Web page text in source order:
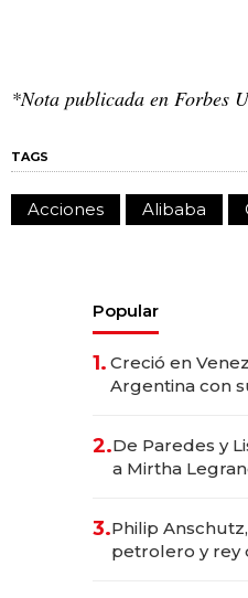
*Nota publicada en Forbes
TAGS
Acciones Alibaba
Popular
1. Creció en
Argentina con
las marcas
2.De Paredes y
a Mirtha
3.Philip
petrolero y rey